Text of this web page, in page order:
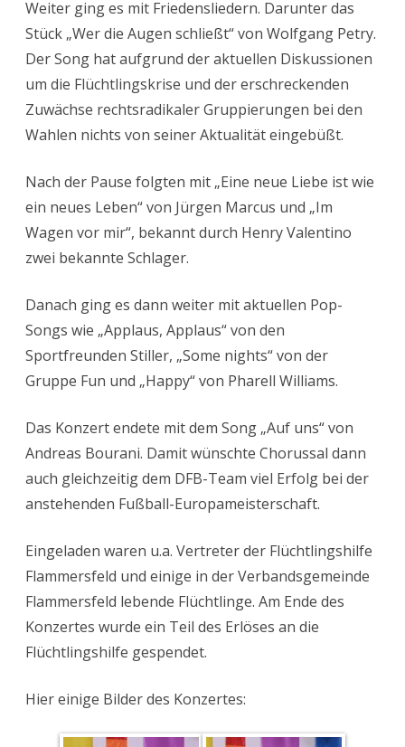
Weiter ging es mit Friedensliedern. Darunter das
Stück „Wer die Augen schließt“ von Wolfgang Petry.
Der Song hat aufgrund der aktuellen Diskussionen
um die Flüchtlingskrise und der erschreckenden
Zuwächse rechtsradikaler Gruppierungen bei den
Wahlen nichts von seiner Aktualität eingebüßt.
Nach der Pause folgten mit „Eine neue Liebe ist wie
ein neues Leben“ von Jürgen Marcus und „Im
Wagen vor mir“, bekannt durch Henry Valentino
zwei bekannte Schlager.
Danach ging es dann weiter mit aktuellen Pop-
Songs wie „Applaus, Applaus“ von den
Sportfreunden Stiller, „Some nights“ von der
Gruppe Fun und „Happy“ von Pharell Williams.
Das Konzert endete mit dem Song „Auf uns“ von
Andreas Bourani. Damit wünschte Chorussal dann
auch gleichzeitig dem DFB-Team viel Erfolg bei der
anstehenden Fußball-Europameisterschaft.
Eingeladen waren u.a. Vertreter der Flüchtlingshilfe
Flammersfeld und einige in der Verbandsgemeinde
Flammersfeld lebende Flüchtlinge. Am Ende des
Konzertes wurde ein Teil des Erlöses an die
Flüchtlingshilfe gespendet.
Hier einige Bilder des Konzertes: